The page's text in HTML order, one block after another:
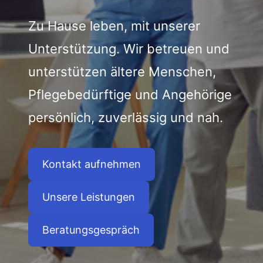
Zu Hause leben, mit unserer
Unterstützung. Wir betreuen und
unterstützen ältere Menschen,
Pflegebedürftige und Angehörige
persönlich, zuverlässig und nah.
Kontakt aufnehmen
Unsere Leistungen
Beratungsgespräch